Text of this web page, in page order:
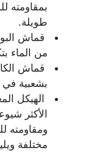
بمقاومته
طويلة.
قماش
من الماء
قماش
بشعبية
الهيكل
الأكثر
ومقاومته
مختلفة